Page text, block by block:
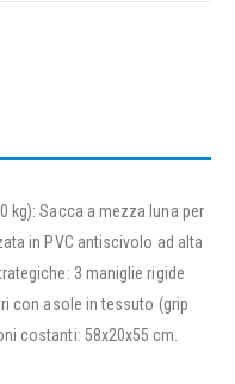
kg): Sacca a mezza luna per
in PVC antiscivolo ad alta
3 maniglie rigide
con asole in tessuto (grip
costanti: 58x20x55 cm.